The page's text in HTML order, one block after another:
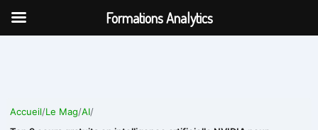
Aller
Accueil/Le Mag/AI/
Formations Analytics